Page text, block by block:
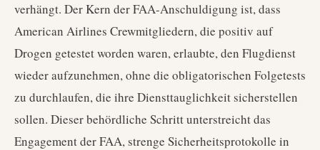
verhängt. Der Kern der FAA-Anschuldigung ist, dass
American Airlines Crewmitgliedern, die positiv auf
Drogen getestet worden waren, erlaubte, den Flugdienst
wieder aufzunehmen, ohne die obligatorischen Folgetests
zu durchlaufen, die ihre Diensttauglichkeit sicherstellen
sollen. Dieser behördliche Schritt unterstreicht das
Engagement der FAA, strenge Sicherheitsprotokolle in